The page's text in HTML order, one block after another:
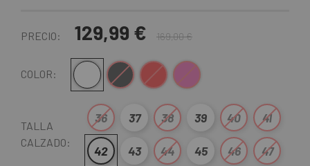
PRECIO: 129,99 € 169,00 €
COLOR:Blanco-Negro
NegroRojo-NegroRosa
TALLA
CALZADO:
36 37 38 39 40 41
42 43 44 45 46 47